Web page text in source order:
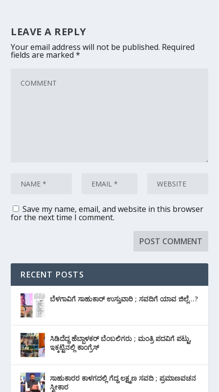
LEAVE A REPLY
Your email address will not be published. Required
fields are marked*
Save my name, email, and website in this browser
for the next time I comment.
RECENT POSTS
ಬೆಳಗಾವಿಗೆ ಸಾಹುಕಾರ್ ಉಸ್ತುವಾರಿ ; ಸವದಿಗೆ ಯಾವ ಜಿಲ್ಲೆ…?
ಸಿಡಿದೆದ್ದ ಹೆಬ್ಬಾಳಕರ್ ಬೆಂಬಲಿಗರು ; ಮಂತ್ರಿ ಪದವಿಗೆ ‌ಪಟ್ಟು,
ಇಕ್ಕಟ್ಟಿನಲ್ಲಿ ಕಾಂಗ್ರೆಸ್
ಸಾಹುಕಾರರ ಕಾಳಗದಲ್ಲಿ ಗೆದ್ದ ಲಕ್ಷ್ಮಣ ಸವದಿ ; ಪ್ರಮಾಣವಚನ
ಸ್ವೀಕಾರ